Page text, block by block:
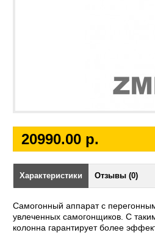
20990.00 р.
Характеристики Отзывы (0)
Самогонный аппарат с
увлеченных самогонщиков. С
колонна гарантирует более